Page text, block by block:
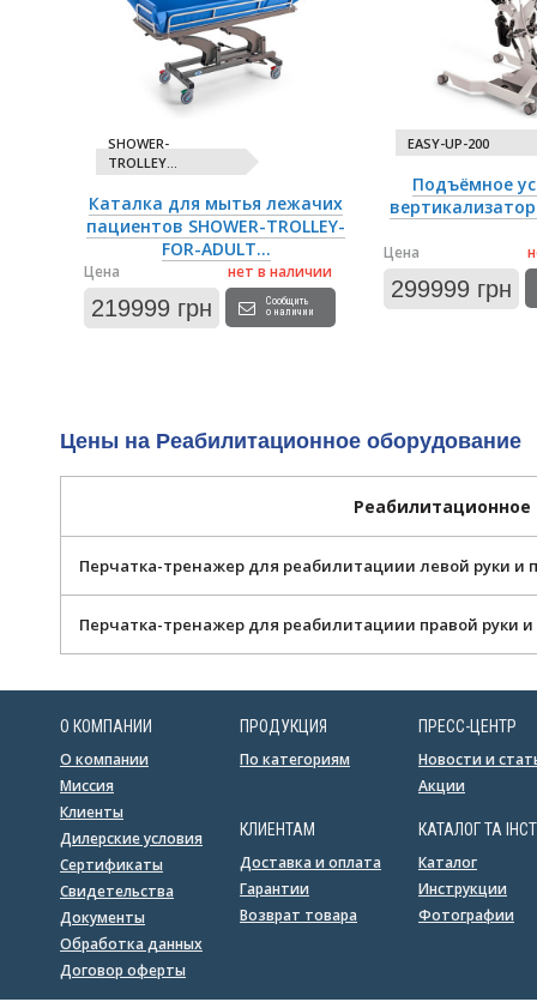
SHOWER-
TROLLEY...
Каталка для мытья лежачих
пациентов SHOWER-TROLLEY-
FOR-ADULT...
нет в наличии
Сообщить
о наличии
Цена
219999 грн
EASY-UP-200
Подъёмное
вертикализатор
Цена
299999 грн
Цены на Реабилитационное оборудование
Реабилитационное
Перчатка-тренажер для реабилитациии левой руки и
Перчатка-тренажер для реабилитациии правой руки и
О КОМПАНИИ
О компании
Миссия
Клиенты
Дилерские условия
Сертификаты
Свидетельства
Документы
Обработка данных
Договор оферты
ПРОДУКЦИЯ
По категориям
КЛИЕНТАМ
Доставка и оплата
Гарантии
Возврат товара
ПРЕСС-ЦЕНТР
Новости и
Акции
КАТАЛОГ ТА
Каталог
Инструкции
Фотографии